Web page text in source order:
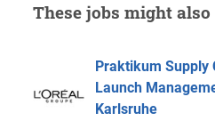
These jobs might
Praktikum Supply
Launch
Karlsruhe